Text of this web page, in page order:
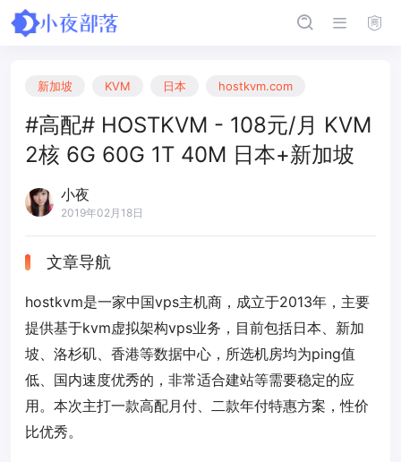
新加坡 KVM 日本 hostkvm.com
#高配# HOSTKVM - 108元/月 KVM
2核 6G 60G 1T 40M 日本+新加坡
小夜
2019年02月18日
文章导航
hostkvm是一家中国vps主机商，成立于2013年，主要
提供基于kvm虚拟架构vps业务，目前包括日本、新加
坡、洛杉矶、香港等数据中心，所选机房均为ping值
低、国内速度优秀的，非常适合建站等需要稳定的应
用。本次主打一款高配月付、二款年付特惠方案，性价
比优秀。